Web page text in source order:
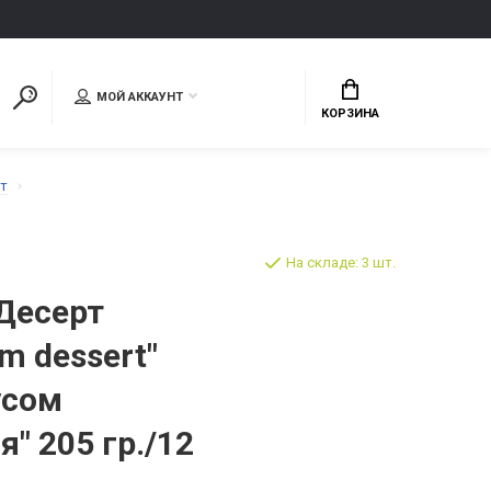
МОЙ АККАУНТ
КОРЗИНА
dessert"
205 гр./12
На складе: 3 шт.